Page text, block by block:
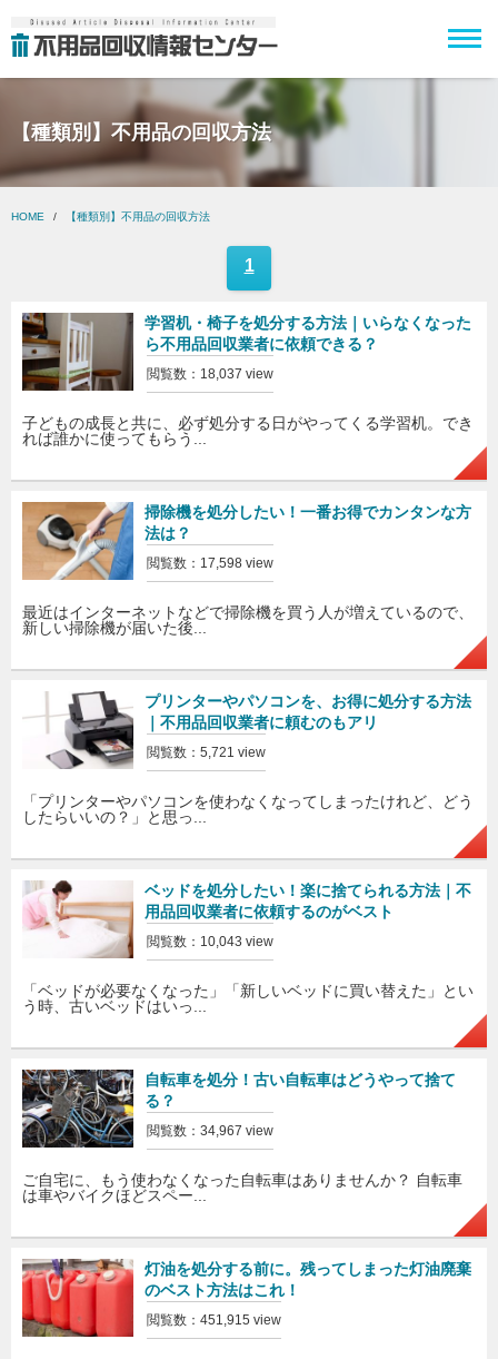
【種類別】不用品の回収方法
HOME 【種類別】不用品の回収方法
1
学習机・椅子を処分する方法｜いらなくなった
ら不用品回収業者に依頼できる？
閲覧数：18,037 view
子どもの成長と共に、必ず処分する日がやってくる学習机。でき
れば誰かに使ってもらう...
掃除機を処分したい！一番お得でカンタンな方
法は？
閲覧数：17,598 view
最近はインターネットなどで掃除機を買う人が増えているので、
新しい掃除機が届いた後...
プリンターやパソコンを、お得に処分する方法
｜不用品回収業者に頼むのもアリ
閲覧数：5,721 view
「プリンターやパソコンを使わなくなってしまったけれど、どう
したらいいの？」と思っ...
ベッドを処分したい！楽に捨てられる方法｜不
用品回収業者に依頼するのがベスト
閲覧数：10,043 view
「ベッドが必要なくなった」「新しいベッドに買い替えた」とい
う時、古いベッドはいっ...
自転車を処分！古い自転車はどうやって捨て
る？
閲覧数：34,967 view
ご自宅に、もう使わなくなった自転車はありませんか？ 自転車
は車やバイクほどスペー...
灯油を処分する前に。残ってしまった灯油廃棄
のベスト方法はこれ！
閲覧数：451,915 view